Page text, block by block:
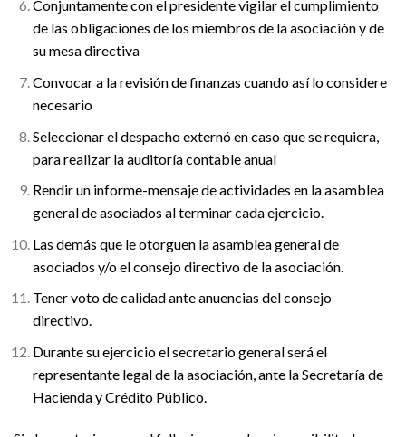
Conjuntamente con el presidente vigilar el cumplimiento
de las obligaciones de los miembros de la asociación y de
su mesa directiva
Convocar a la revisión de finanzas cuando así lo considere
necesario
Seleccionar el despacho externó en caso que se requiera,
para realizar la auditoría contable anual
Rendir un informe-mensaje de actividades en la asamblea
general de asociados al terminar cada ejercicio.
Las demás que le otorguen la asamblea general de
asociados y/o el consejo directivo de la asociación.
Tener voto de calidad ante anuencias del consejo
directivo.
Durante su ejercicio el secretario general será el
representante legal de la asociación, ante la Secretaría de
Hacienda y Crédito Público.